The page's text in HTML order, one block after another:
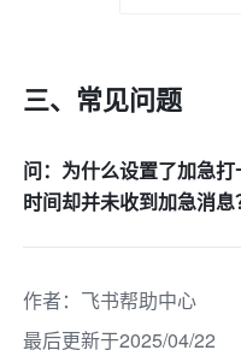
三、常见问题
问：为什么设置了加急
时间却并未收到加急消息
作者： 飞书帮助中心
最后更新于2025/04/22